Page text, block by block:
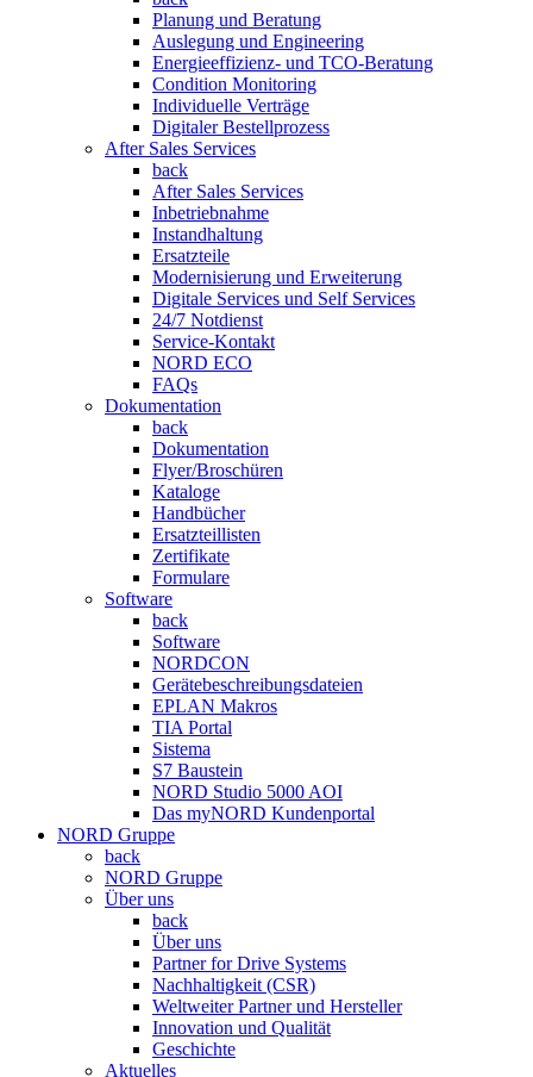
Planung und Beratung
Auslegung und Engineering
Energieeffizienz- und TCO-Beratung
Condition Monitoring
Individuelle Verträge
Digitaler Bestellprozess
After Sales Services
back
After Sales Services
Inbetriebnahme
Instandhaltung
Ersatzteile
Modernisierung und Erweiterung
Digitale Services und Self Services
24/7 Notdienst
Service-Kontakt
NORD ECO
FAQs
Dokumentation
back
Dokumentation
Flyer/Broschüren
Kataloge
Handbücher
Ersatzteillisten
Zertifikate
Formulare
Software
back
Software
NORDCON
Gerätebeschreibungsdateien
EPLAN Makros
TIA Portal
Sistema
S7 Baustein
NORD Studio 5000 AOI
Das myNORD Kundenportal
NORD Gruppe
back
NORD Gruppe
Über uns
back
Über uns
Partner for Drive Systems
Nachhaltigkeit (CSR)
Weltweiter Partner und Hersteller
Innovation und Qualität
Geschichte
Aktuelles